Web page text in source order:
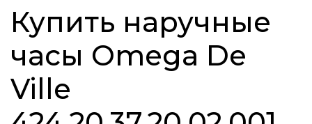
Купить наручные
часы Omega De
Ville